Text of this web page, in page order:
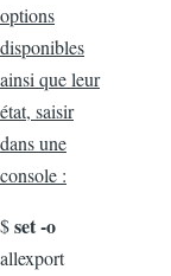
options
disponibles
ainsi que leur
état, saisir
dans une
console :
$set -o
allexport